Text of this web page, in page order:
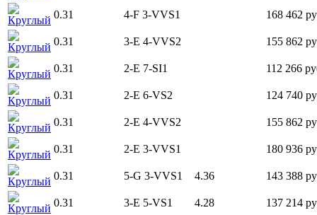
Круглый 0.31 4-F 3-VVS1 168 462
Круглый 0.31 3-E 4-VVS2 155 862
Круглый 0.31 2-E 7-SI1 112 266
Круглый 0.31 2-E 6-VS2 124 740
Круглый 0.31 2-E 4-VVS2 155 862
Круглый 0.31 2-E 3-VVS1 180 936
Круглый 0.31 5-G 3-VVS1 4.36 143 388
Круглый 0.31 3-E 5-VS1 4.28 137 214